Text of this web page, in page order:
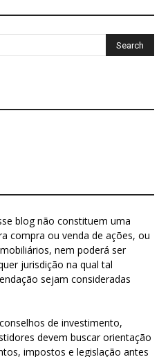
blog não constituem uma
compra ou venda de ações, ou
nem poderá ser
jurisdição na qual tal
sejam consideradas
de investimento,
devem buscar orientação
impostos e legislação antes